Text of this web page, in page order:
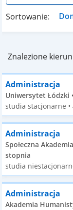
Sortowanie:
Znalezione
Administracja
Uniwersytet Łódzki
studia stacjonarne •
Administracja
Społeczna
stopnia
studia
Administracja
Akademia